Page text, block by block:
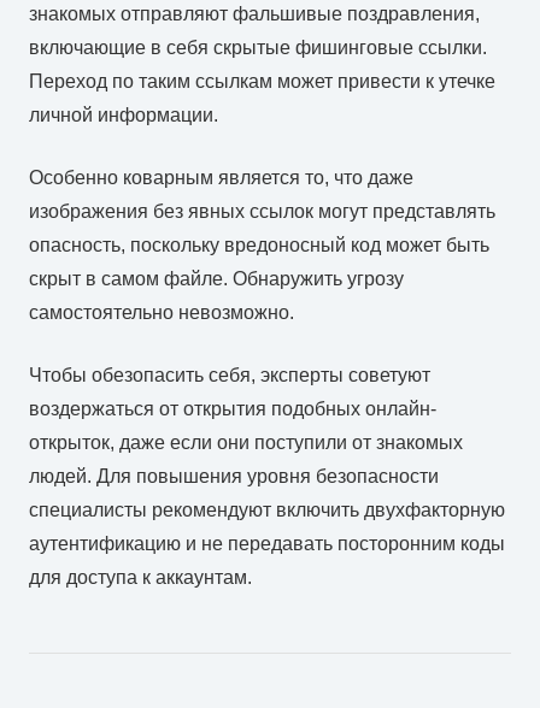
знакомых отправляют фальшивые поздравления,
включающие в себя скрытые фишинговые ссылки.
Переход по таким ссылкам может привести к утечке
личной информации.
Особенно коварным является то, что даже
изображения без явных ссылок могут представлять
опасность, поскольку вредоносный код может быть
скрыт в самом файле. Обнаружить угрозу
самостоятельно невозможно.
Чтобы обезопасить себя, эксперты советуют
воздержаться от открытия подобных онлайн-
открыток, даже если они поступили от знакомых
людей. Для повышения уровня безопасности
специалисты рекомендуют включить двухфакторную
аутентификацию и не передавать посторонним коды
для доступа к аккаунтам.